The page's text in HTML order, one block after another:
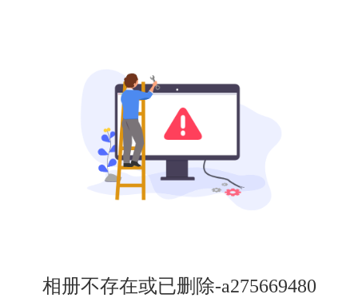
相册不存在或已删除-a275669480